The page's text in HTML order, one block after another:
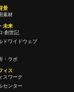
景
素材
未来
-創世記
ドワイドウェブ
・ラボ
ィス
スワーク
センター